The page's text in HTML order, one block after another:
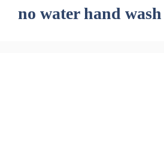
no water hand wash